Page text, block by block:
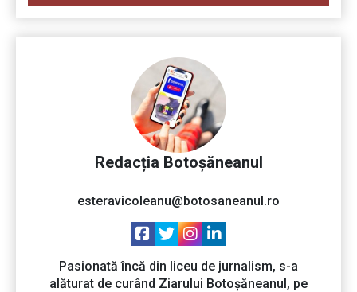
Redacția Botoșăneanul
esteravicoleanu@botosaneanul.ro
Pasionată încă din liceu de jurnalism, s-a
alăturat de curând Ziarului Botoșăneanul, pe